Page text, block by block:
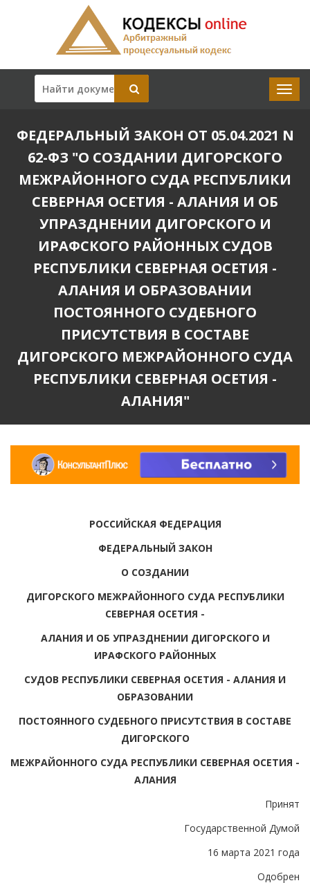
ФЕДЕРАЛЬНЫЙ ЗАКОН ОТ 05.04.2021 N
62-ФЗ "О СОЗДАНИИ ДИГОРСКОГО
МЕЖРАЙОННОГО СУДА РЕСПУБЛИКИ
СЕВЕРНАЯ ОСЕТИЯ - АЛАНИЯ И ОБ
УПРАЗДНЕНИИ ДИГОРСКОГО И
ИРАФСКОГО РАЙОННЫХ СУДОВ
РЕСПУБЛИКИ СЕВЕРНАЯ ОСЕТИЯ -
АЛАНИЯ И ОБРАЗОВАНИИ
ПОСТОЯННОГО СУДЕБНОГО
ПРИСУТСТВИЯ В СОСТАВЕ
ДИГОРСКОГО МЕЖРАЙОННОГО СУДА
РЕСПУБЛИКИ СЕВЕРНАЯ ОСЕТИЯ -
АЛАНИЯ"
РОССИЙСКАЯ ФЕДЕРАЦИЯ
ФЕДЕРАЛЬНЫЙ ЗАКОН
О СОЗДАНИИ
ДИГОРСКОГО МЕЖРАЙОННОГО СУДА РЕСПУБЛИКИ
СЕВЕРНАЯ ОСЕТИЯ -
АЛАНИЯ И ОБ УПРАЗДНЕНИИ ДИГОРСКОГО И
ИРАФСКОГО РАЙОННЫХ
СУДОВ РЕСПУБЛИКИ СЕВЕРНАЯ ОСЕТИЯ - АЛАНИЯ И
ОБРАЗОВАНИИ
ПОСТОЯННОГО СУДЕБНОГО ПРИСУТСТВИЯ В СОСТАВЕ
ДИГОРСКОГО
МЕЖРАЙОННОГО СУДА РЕСПУБЛИКИ СЕВЕРНАЯ ОСЕТИЯ -
АЛАНИЯ
Принят
Государственной Думой
16 марта 2021 года
Одобрен